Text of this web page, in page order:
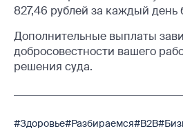
827,46 рублей за каждый день
Дополнительные выплаты
добросовестности вашего
решения суда.
#Здоровье#Разбираемся#B2B